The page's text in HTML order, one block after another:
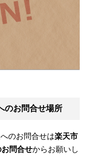
のお問合せ場所
のお問合せは楽天市
問合せからお願いし